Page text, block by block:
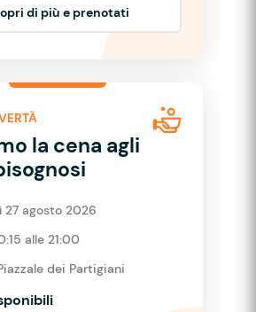
di più e prenotati
la cena agli
27 agosto 2026
alle 21:00
dei Partigiani